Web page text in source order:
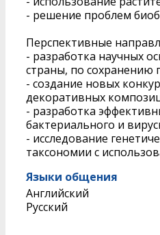
- решение проблем
Перспективные
- разработка научных
страны, по сохранению
- создание новых
декоративных
- разработка
бактериального и
- исследование
таксономии с
Языки общения
Английский
Русский